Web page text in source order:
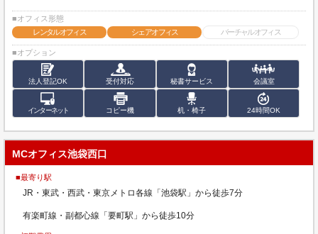
■オフィス形態
レンタルオフィス
シェアオフィス バーチャルオフィス
■オプション
法人登記OK 受付対応 秘書サービス 会議室
インターネット コピー機 机・椅子 24時間OK
MCオフィス池袋西口
■最寄り駅
JR・東武・西武・東京メトロ各線「池袋駅」から徒歩7分
有楽町線・副都心線「要町駅」から徒歩10分